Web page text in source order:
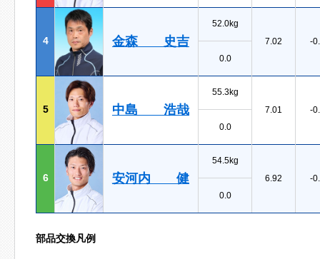
4 金森 史吉
52.0kg
7.02
-
0.0
5 中島 浩哉
55.3kg
7.01
-
0.0
6 安河内 健
54.5kg
6.92
-
0.0
部品交換凡例